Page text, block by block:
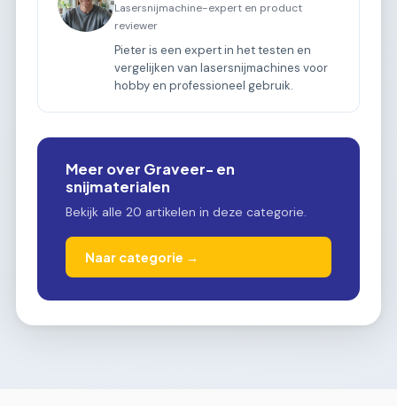
Lasersnijmachine-expert en product
reviewer
Pieter is een expert in het testen en
vergelijken van lasersnijmachines voor
hobby en professioneel gebruik.
Meer over Graveer- en
snijmaterialen
Bekijk alle 20 artikelen in deze categorie.
Naar categorie →